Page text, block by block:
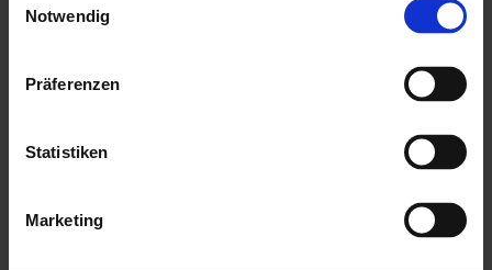
Notwendig
Präferenzen
Statistiken
Marketing
mit einer ausführlichen, deutschen Montageanleitung